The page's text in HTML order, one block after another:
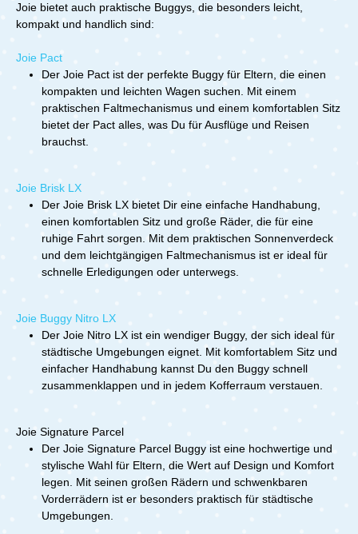
Joie bietet auch praktische Buggys, die besonders leicht,
kompakt und handlich sind:
Joie Pact
Der Joie Pact ist der perfekte Buggy für Eltern, die einen
kompakten und leichten Wagen suchen. Mit einem
praktischen Faltmechanismus und einem komfortablen Sitz
bietet der Pact alles, was Du für Ausflüge und Reisen
brauchst.
Joie Brisk LX
Der Joie Brisk LX bietet Dir eine einfache Handhabung,
einen komfortablen Sitz und große Räder, die für eine
ruhige Fahrt sorgen. Mit dem praktischen Sonnenverdeck
und dem leichtgängigen Faltmechanismus ist er ideal für
schnelle Erledigungen oder unterwegs.
Joie Buggy Nitro LX
Der Joie Nitro LX ist ein wendiger Buggy, der sich ideal für
städtische Umgebungen eignet. Mit komfortablem Sitz und
einfacher Handhabung kannst Du den Buggy schnell
zusammenklappen und in jedem Kofferraum verstauen.
Joie Signature Parcel
Der Joie Signature Parcel Buggy ist eine hochwertige und
stylische Wahl für Eltern, die Wert auf Design und Komfort
legen. Mit seinen großen Rädern und schwenkbaren
Vorderrädern ist er besonders praktisch für städtische
Umgebungen.